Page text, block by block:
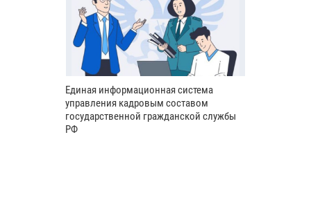
Единая информационная система
управления кадровым составом
государственной гражданской службы
РФ